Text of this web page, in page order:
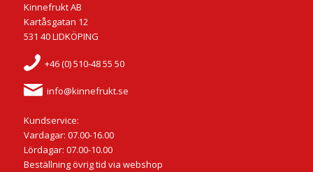
Kinnefrukt AB
Kartåsgatan 12
531 40 LIDKÖPING
+46 (0) 510-48 55 50
info@kinnefrukt.se
Kundservice:
Vardagar: 07.00-16.00
Lördagar: 07.00-10.00
Beställning övrig tid via webshop